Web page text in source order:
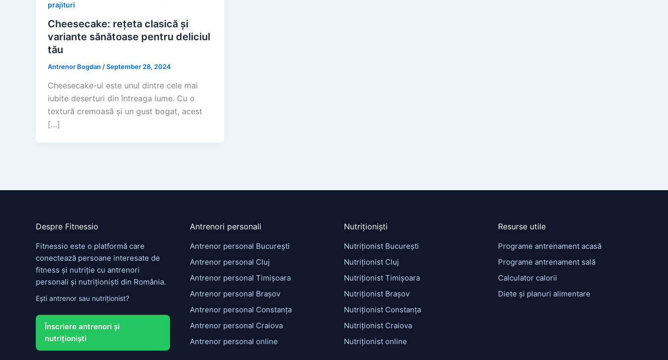
prajituri
Cheesecake: rețeta clasică și
variante sănătoase pentru deliciul
tău
Antrenor Bogdan /September 28, 2024
Cheesecake-ul este unul dintre cele mai
iubite deserturi din întreaga lume. Cu o
textură cremoasă și un gust bogat, acest
[…]
Despre Fitnessio
Fitnessio este o platformă care
conectează persoane interesate de
fitness și nutriție cu antrenori
personali și nutriționiști din România.
Ești antrenor sau nutriționist?
Înscriere antrenori și
nutriționiști
Antrenori personali
Antrenor personal București
Antrenor personal Cluj
Antrenor personal Timișoara
Antrenor personal Brașov
Antrenor personal Constanța
Antrenor personal Craiova
Antrenor personal online
Nutriționiști
Nutriționist București
Nutriționist Cluj
Nutriționist Timișoara
Nutriționist Brașov
Nutriționist Constanța
Nutriționist Craiova
Nutriționist online
Resurse utile
Programe antrenament acasă
Programe antrenament sală
Calculator calorii
Diete și planuri alimentare